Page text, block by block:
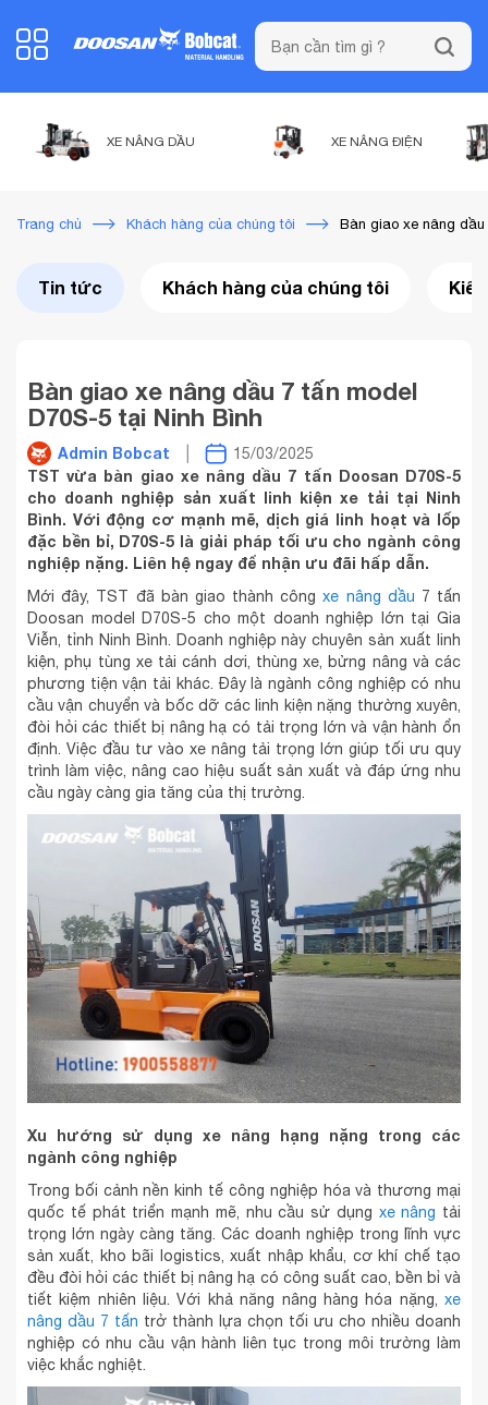
XE NÂNG DẦU XE NÂNG ĐIỆN
Trang chủ Khách hàng của chúng tôi Bàn giao xe nâng dầu
Tin tức Khách hàng của chúng tôi
Bàn giao xe nâng dầu 7 tấn model
D70S-5 tại Ninh Bình
Admin Bobcat 15/03/2025
TST vừa bàn giao xe nâng dầu 7 tấn Doosan D70S-5
cho doanh nghiệp sản xuất linh kiện xe tải tại Ninh
Bình. Với động cơ mạnh mẽ, dịch giá linh hoạt và lốp
đặc bền bỉ, D70S-5 là giải pháp tối ưu cho ngành công
nghiệp nặng. Liên hệ ngay để nhận ưu đãi hấp dẫn.
Mới đây, TST đã bàn giao thành côngxe nâng dầu 7 tấn
Doosan model D70S-5 cho một doanh nghiệp lớn tại Gia
Viễn, tỉnh Ninh Bình. Doanh nghiệp này chuyên sản xuất linh
kiện, phụ tùng xe tải cánh dơi, thùng xe, bửng nâng và các
phương tiện vận tải khác. Đây là ngành công nghiệp có nhu
cầu vận chuyển và bốc dỡ các linh kiện nặng thường xuyên,
đòi hỏi các thiết bị nâng hạ có tải trọng lớn và vận hành ổn
định. Việc đầu tư vào xe nâng tải trọng lớn giúp tối ưu quy
trình làm việc, nâng cao hiệu suất sản xuất và đáp ứng nhu
cầu ngày càng gia tăng của thị trường.
Xu hướng sử dụng xe nâng hạng nặng trong các
ngành công nghiệp
Trong bối cảnh nền kinh tế công nghiệp hóa và thương mại
quốc tế phát triển mạnh mẽ, nhu cầu sử dụng xe nâng tải
trọng lớn ngày càng tăng. Các doanh nghiệp trong lĩnh vực
sản xuất, kho bãi logistics, xuất nhập khẩu, cơ khí chế tạo
đều đòi hỏi các thiết bị nâng hạ có công suất cao, bền bỉ và
tiết kiệm nhiên liệu. Với khả năng nâng hàng hóa nặng, xe
nâng dầu 7 tấn trở thành lựa chọn tối ưu cho nhiều doanh
nghiệp có nhu cầu vận hành liên tục trong môi trường làm
việc khắc nghiệt.